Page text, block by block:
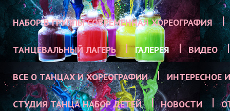
НАБОР В ГРУППЫ СОВРЕМЕННАЯ ХОРЕОГРАФИЯ
ТАНЦЕВАЛЬНЫЙ ЛАГЕРЬ ГАЛЕРЕЯ ВИДЕО
ВСЕ О ТАНЦАХ И ХОРЕОГРАФИИ ИНТЕРЕСНОЕ
СТУДИЯ ТАНЦА НАБОР ДЕТЕЙ НОВОСТИ